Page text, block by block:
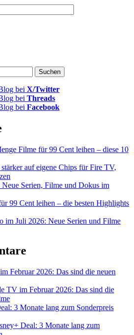
bei X/Twitter
bei Threads
bei Facebook
Filme für 99 Cent leihen – diese 10
auf eigene Chips für Fire TV,
Serien, Filme und Dokus im
99 Cent leihen – die besten Highlights
im Juli 2026: Neue Serien und Filme
Februar 2026: Das sind die neuen
TV im Februar 2026: Das sind die
3 Monate lang zum Sonderpreis
Deal: 3 Monate lang zum